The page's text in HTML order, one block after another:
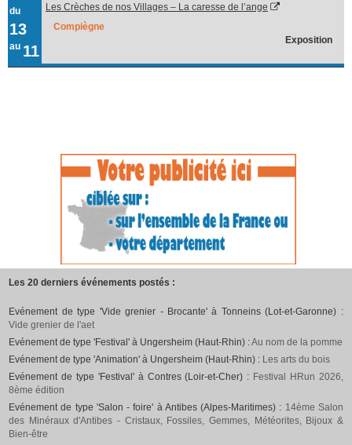
du
13
au 11
Les Crèches de nos Villages – La caresse de l’ange
Compiègne
Exposition
Les 20 derniers événements postés :
Evénement de type 'Vide grenier - Brocante' à Tonneins (Lot-et-Garonne) :
Vide grenier de l'aet
Evénement de type 'Festival' à Ungersheim (Haut-Rhin) :Au nom de la pomme
Evénement de type 'Animation' à Ungersheim (Haut-Rhin) : Les arts du bois
Evénement de type 'Festival' à Contres (Loir-et-Cher) : Festival HRun 2026,
8ème édition
Evénement de type 'Salon - foire' à Antibes (Alpes-Maritimes) : 14ème Salon
des Minéraux d'Antibes - Cristaux, Fossiles, Gemmes, Météorites, Bijoux &
Bien-être